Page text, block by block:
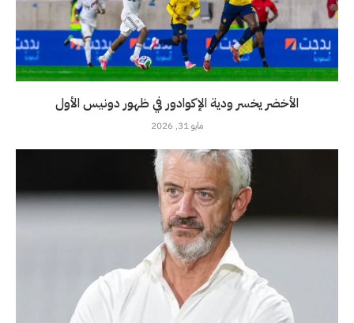
الأخضر يخسر ودية الإكوادور في ظهور دونيس الأول
مايو 31, 2026